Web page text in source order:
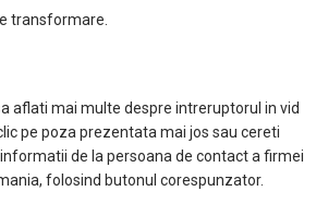
transformare.
aflati mai multe despre intreruptorul in vid
pe poza prezentata mai jos sau cereti
de la persoana de contact a firmei
folosind butonul corespunzator.